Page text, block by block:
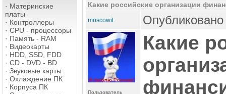
· Материнские
платы
· Контроллеры
· CPU - процессоры
· Память - RAM
· Видеокарты
· HDD, SSD, FDD
· CD - DVD - BD
· Звуковые карты
· Охлаждение ПК
· Корпуса ПК
Какие российские организации
moscowit
Пользователь
Какие